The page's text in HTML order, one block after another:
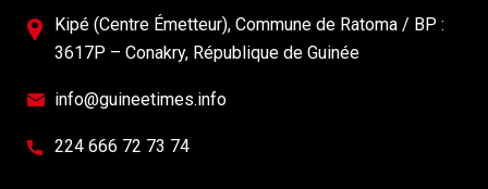
Kipé (Centre Émetteur), Commune de Ratoma / BP :
3617P – Conakry, République de Guinée
info@guineetimes.info
224 666 72 73 74